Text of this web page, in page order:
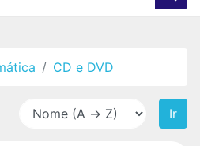
CD e DVD
Ir